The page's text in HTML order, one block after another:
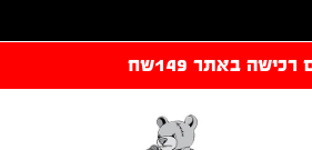
באתר 149שח